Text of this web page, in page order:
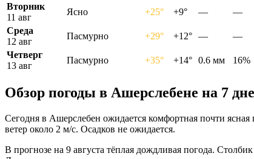
Вторник
11 авг
Ясно +25° +9° —
—
Среда
12 авг
Пасмурно +29° +12° —
—
Четверг
13 авг
Пасмурно +35° +14° 0.6 мм 16%
Обзор погоды в Ашерслебене на 7
Сегодня в Ашерслебен ожидается комфортная почти
ветер около 2 м/с. Осадков не ожидается.
В прогнозе на 9 августа тёплая дождливая погода.